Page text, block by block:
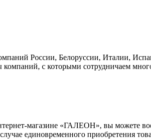
России, Белоруссии, Италии,
с которыми сотрудничаем
магазине «ГАЛЕОН», вы можете
единовременного приобретения